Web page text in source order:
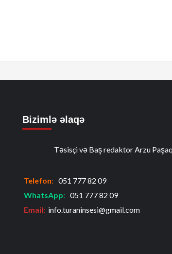
Bizimlə əlaqə
Təsisçi və Baş redaktor Arzu
Telefon: 051 777 82 09
WhatsApp: 051 777 82 09
Email: info.turaninsesi@gmail.com